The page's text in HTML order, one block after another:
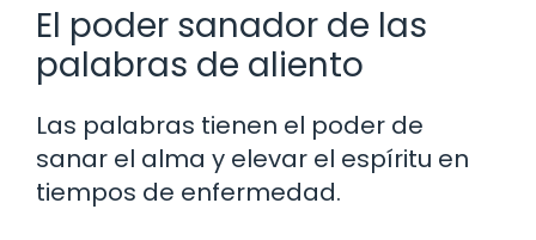
El poder sanador de las
palabras de aliento
Las palabras tienen el poder de
sanar el alma y elevar el espíritu en
tiempos de enfermedad.